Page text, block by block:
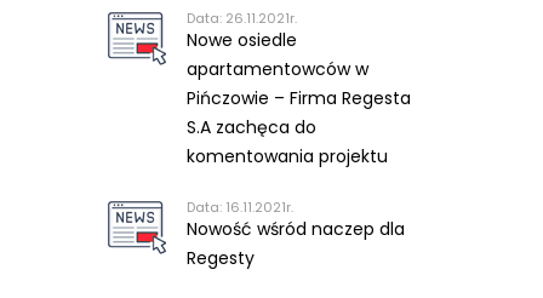
Data: 26.11.2021r.
Nowe osiedle
apartamentowców w
Pińczowie – Firma Regesta
S.A zachęca do
komentowania projektu
Data: 16.11.2021r.
Nowość wśród naczep dla
Regesty